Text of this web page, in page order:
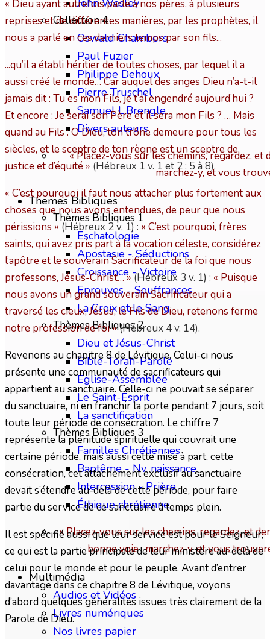
John Wesley
Collection 4
Oswald Chambers
Paul Fuzier
Philippe Dehoux
Pierre Truschel
Samuel L.Brengle
Divers auteurs
« Placez-vous sur les chemins, regardez,
marchez-y, et vous
Themes Bibliques
Thèmes Bibliques 1
Eschatologie
Apostasie - Séductions
Croissance - Victoire
Epreuves - Souffrances
La Croix et le Sang
Thèmes Bibliques 2
Dieu et Jésus-Christ
Bible-Torah-Parole
Eglise-Assemblée
Le Saint-Esprit
La sanctification
Thèmes Bibliques 3
Familles Chrétiennes
Baptême - Nv. naissance
Intercession - Prière
Éthique chrétienne
« Placez-vous sur les chemins, regardez, et
bonne voie ; marchez-y, et vous
Multimédia
Audios et Vidéos
Livres numériques
Nos livres papier
« Dieu ayant autrefois parlé à nos pères, à plusieurs
reprises et de différentes manières, par les prophètes, il
nous a parlé en ces derniers temps par son fils...
...qu’il a établi héritier de toutes choses, par lequel il a
aussi créé le monde… Car auquel des anges Dieu n’a-t-il
jamais dit : Tu es mon Fils, je t’ai engendré aujourd’hui ?
Et encore : Je serai son Père et il sera mon Fils ? … Mais
quand au Fils : O Dieu, ton trône demeure pour tous les
siècles, et le sceptre de ton règne est un sceptre de
justice et d’équité » (Hébreux 1 v. 1 et 2 ; 5 à 8).
« C’est pourquoi il faut nous attacher plus fortement aux
choses que nous avons entendues, de peur que nous
périssions » (Hébreux 2 v. 1) : « C’est pourquoi, frères
saints, qui avez pris part à la vocation céleste, considérez
l’apôtre et le souverain Sacrificateur de la foi que nous
professons, Jésus-Christ…» (Hébreux 3 v. 1) : « Puisque
nous avons un grand souverain Sacrificateur qui a
traversé les cieux, Jésus, le Fils de Dieu, retenons ferme
notre profession de foi»(Hébreux 4 v. 14).
Revenons au chapitre 8 de Lévitique. Celui-ci nous
présente une communauté de sacrificateurs qui
appartient au sanctuaire. Celle-ci ne pouvait se séparer
du sanctuaire, ni en franchir la porte pendant 7 jours, soit
toute leur période de consécration. Le chiffre 7
représente la plénitude spirituelle qui couvrait une
certaine période, mais aussi cette mise à part, cette
consécration, cet attachement exclusif au sanctuaire
devait s’étendre au-delà de cette période, pour faire
partie du service de ce sanctuaire à temps plein.
Il est spécifié aussi que leur service est pour le Seigneur,
ce qui est la partie principale de leur ministère au-delà de
celui pour le monde et pour le peuple. Avant d’entrer
davantage dans ce chapitre 8 de Lévitique, voyons
d’abord quelques généralités issues très clairement de la
Parole de Dieu.